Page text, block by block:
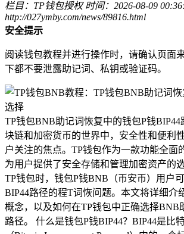
栏目：TP钱包授权 时间：2026-08-09
http://027ymby.com/news/89816.html
安全提示
阅读钱包教程并进行操作时，请确认页面
下都不要泄露助记词、私钥或验证码。
TP钱包BNB助记词恢复中的钱包P钱BIP44
块链和加密货币的世界中，安全性和便利
户关注的焦点。TP钱包作为一款功能全面
为用户提供了安全存储和管理加密资产的
TP钱包时，钱包P钱BNB（币安币）用户
BIP44路径的程T词恢问题。本文将详细介
概念，以及如何在TP钱包中正确选择BNB
路径。 什么是钱包P钱BIP44？BIP44是比